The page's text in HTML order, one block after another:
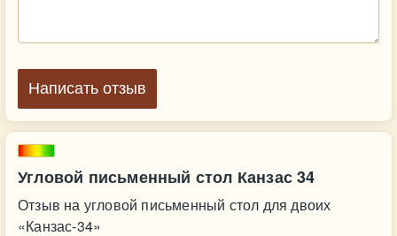
Угловой письменный стол Канзас 34
Отзыв на угловой письменный стол для двоих
«Канзас-34»
Написать отзыв